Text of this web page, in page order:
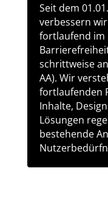
Seit dem
verbessern
fortlaufend im
schrittweise
AA). Wir
fortlaufenden
Inhalte,
Lösungen
bestehende